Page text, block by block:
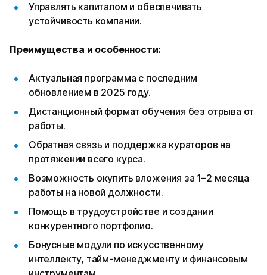
Управлять капиталом и обеспечивать
устойчивость компании.
Преимущества и особенности:
Актуальная программа с последним
обновлением в 2025 году.
Дистанционный формат обучения без отрыва от
работы.
Обратная связь и поддержка кураторов на
протяжении всего курса.
Возможность окупить вложения за 1–2 месяца
работы на новой должности.
Помощь в трудоустройстве и создании
конкурентного портфолио.
Бонусные модули по искусственному
интеллекту, тайм-менеджменту и финансовым